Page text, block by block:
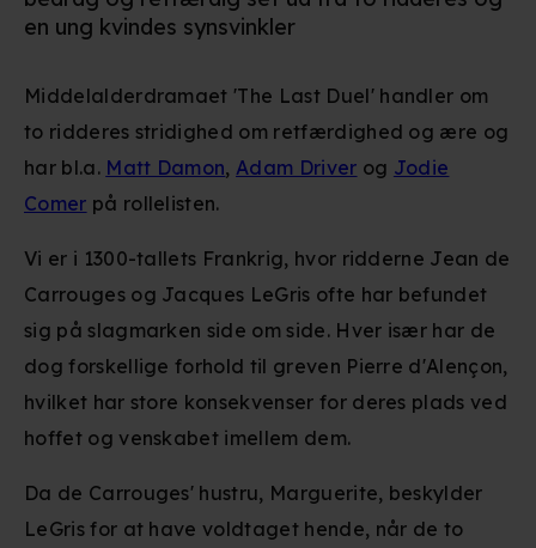
en ung kvindes synsvinkler
Middelalderdramaet 'The Last Duel' handler om
to ridderes stridighed om retfærdighed og ære og
har bl.a. Matt Damon,Adam Driver og Jodie
Comer på rollelisten.
Vi er i 1300-tallets Frankrig, hvor ridderne Jean de
Carrouges og Jacques LeGris ofte har befundet
sig på slagmarken side om side. Hver især har de
dog forskellige forhold til greven Pierre d'Alençon,
hvilket har store konsekvenser for deres plads ved
hoffet og venskabet imellem dem.
Da de Carrouges' hustru, Marguerite, beskylder
LeGris for at have voldtaget hende, når de to